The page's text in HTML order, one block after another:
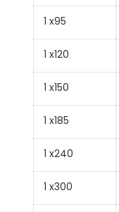
1 x95
1 x120
1 x150
1 x185
1 x240
1 x300